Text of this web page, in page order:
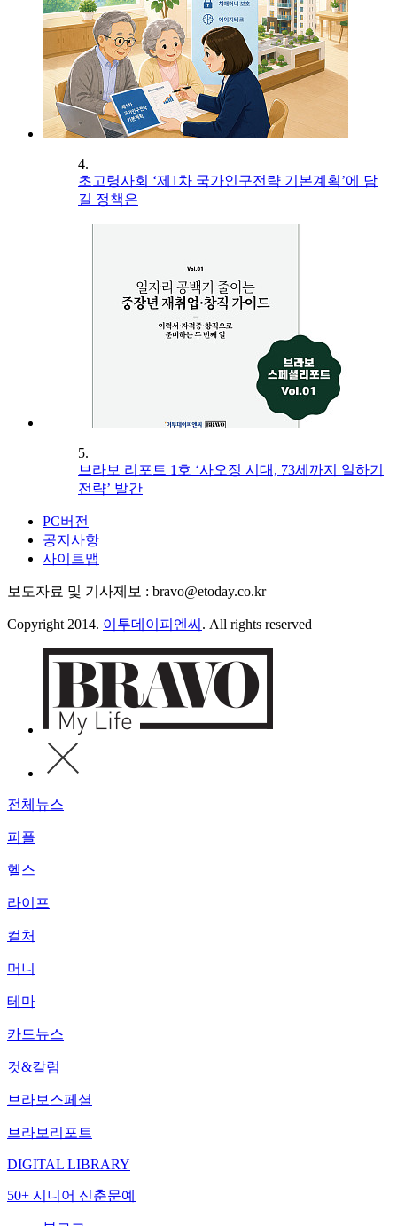
4.
초고령사회 ‘제1차 국가인구전략 기본계획’에 담
길 정책은
5.
브라보 리포트 1호 ‘사오정 시대, 73세까지 일하기
전략’ 발간
PC버전
공지사항
사이트맵
보도자료 및 기사제보 : bravo@etoday.co.kr
Copyright 2014. 이투데이피엔씨 . All rights reserved
전체뉴스
피플
헬스
라이프
컬처
머니
테마
카드뉴스
컷&칼럼
브라보스페셜
브라보리포트
DIGITAL LIBRARY
50+ 시니어 신춘문예